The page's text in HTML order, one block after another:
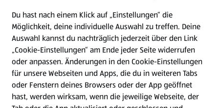
Presse
Hilfe & Kontakt
(öffnet in einem neuen Tab)
Unternehmen
Folge uns hier:
Du hast nach einem Klick auf „Einstellungen“ die
Möglichkeit, deine individuelle Auswahl zu treffen. Deine
Auswahl kannst du nachträglich jederzeit über den Link
„Cookie-Einstellungen“ am Ende jeder Seite widerrufen
oder anpassen. Änderungen in den Cookie-Einstellungen
für unsere Webseiten und Apps, die du in weiteren Tabs
oder Fenstern deines Browsers oder der App geöffnet
hast, werden wirksam, wenn die jeweilige Webseite, der